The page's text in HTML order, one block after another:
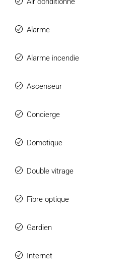
Alarme
Alarme incendie
Ascenseur
Concierge
Domotique
Double vitrage
Fibre optique
Gardien
Internet